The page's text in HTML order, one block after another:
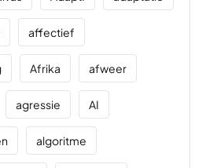
affectief
Afrika afweer
agressie AI
algoritme